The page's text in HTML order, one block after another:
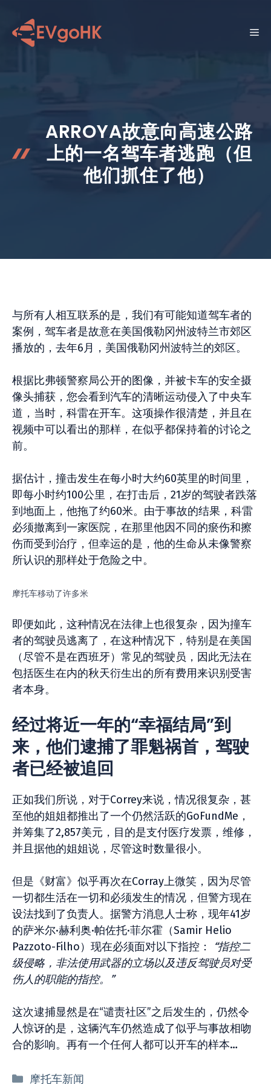
菜
ARROYA故意向高速公路
上的一名驾车者逃跑（但
他们抓住了他）
与所有人相互联系的是，我们有可能知道驾车者的
案例，驾车者是故意在美国俄勒冈州波特兰市郊区
播放的，去年6月，美国俄勒冈州波特兰的郊区。
根据比弗顿警察局公开的图像，并被卡车的安全摄
像头捕获，您会看到汽车的清晰运动侵入了中央车
道，当时，科雷在开车。这项操作很清楚，并且在
视频中可以看出的那样，在似乎都保持着的讨论之
前。
据估计，撞击发生在每小时大约60英里的时间里，
即每小时约100公里，在打击后，21岁的驾驶者跌落
到地面上，他拖了约60米。由于事故的结果，科雷
必须撤离到一家医院，在那里他因不同的瘀伤和擦
伤而受到治疗，但幸运的是，他的生命从未像警察
所认识的那样处于危险之中。
摩托车移动了许多米
即便如此，这种情况在法律上也很复杂，因为撞车
者的驾驶员逃离了，在这种情况下，特别是在美国
（尽管不是在西班牙）常见的驾驶员，因此无法在
包括医生在内的秋天衍生出的所有费用来识别受害
者本身。
经过将近一年的“幸福结局”到
来，他们逮捕了罪魁祸首，驾驶
者已经被追回
正如我们所说，对于Correy来说，情况很复杂，甚
至他的姐姐都推出了一个仍然活跃的GoFundMe，
并筹集了2,857美元，目的是支付医疗发票，维修，
并且据他的姐姐说，尽管这时数量很小。
但是《财富》似乎再次在Corray上微笑，因为尽管
一切都生活在一切和必须发生的情况，但警方现在
设法找到了负责人。据警方消息人士称，现年41岁
的萨米尔·赫利奥·帕佐托·菲尔霍（Samir Helio
Pazzoto-Filho）现在必须面对以下指控：
“指控二
级侵略，非法使用武器的立场以及违反驾驶员对受
伤人的职能的指控。”
这次逮捕显然是在“谴责社区”之后发生的，仍然令
人惊讶的是，这辆汽车仍然造成了似乎与事故相吻
合的影响。再有一个任何人都可以开车的样本…
分
摩托车新闻